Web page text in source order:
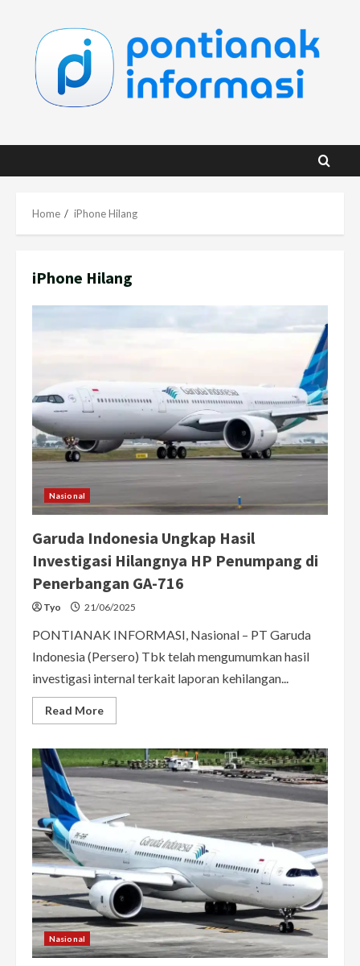
content
Home iPhone Hilang
iPhone Hilang
Nasional
Garuda Indonesia Ungkap Hasil
Investigasi Hilangnya HP Penumpang di
Penerbangan GA-716
Tyo 21/06/2025
PONTIANAK INFORMASI, Nasional – PT Garuda
Indonesia (Persero) Tbk telah mengumumkan hasil
investigasi internal terkait laporan kehilangan...
Read MoreRead
more
Indonesia
Ungkap
Hasil
Investigasi
Hilangnya
HP
Penumpang
Penerbangan
GA-
716
Nasional